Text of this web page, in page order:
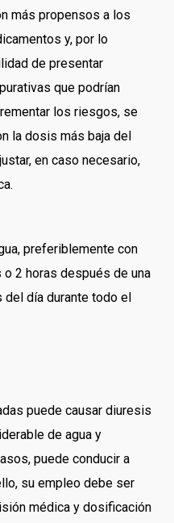
más propensos a los
y, por lo
de presentar
que podrían
los riesgos, se
la dosis más baja del
en caso necesario,
preferiblemente con
2 horas después de una
día durante todo el
puede causar diuresis
de agua y
puede conducir a
su empleo debe ser
médica y dosificación